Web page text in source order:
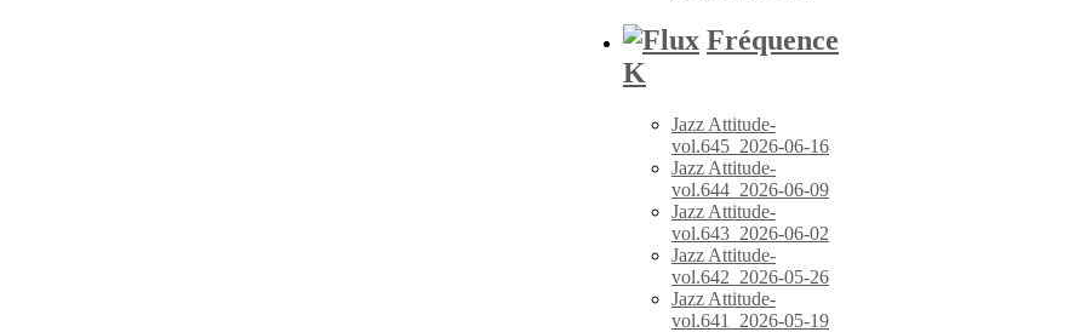
Fréquence
K
Jazz Attitude-
vol.645_2026-06-16
Jazz Attitude-
vol.644_2026-06-09
Jazz Attitude-
vol.643_2026-06-02
Jazz Attitude-
vol.642_2026-05-26
Jazz Attitude-
vol.641_2026-05-19